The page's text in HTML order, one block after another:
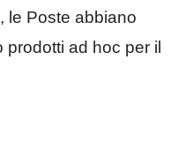
le Poste abbiano
ad hoc per il